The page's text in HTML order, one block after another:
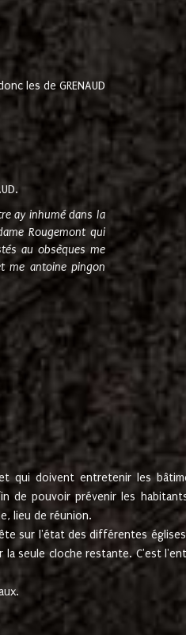
les de GRENAUD
ay inhumé dans la
Rougemont qui
au obsèques me
me antoine pingon
qui doivent entretenir les
de pouvoir prévenir les
lieu de réunion.
sur l'état des différentes
seule cloche restante. C'est